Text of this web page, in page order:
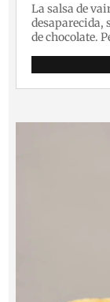
La salsa de
desaparecida,
de chocolate.